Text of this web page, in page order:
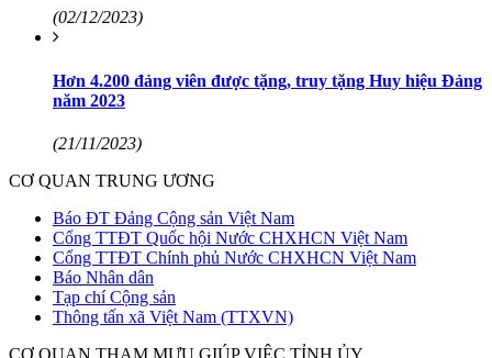
(02/12/2023)
Hơn 4.200 đảng viên được tặng, truy tặng Huy hiệu Đảng
năm 2023
(21/11/2023)
CƠ QUAN TRUNG ƯƠNG
Báo ĐT Đảng Cộng sản Việt Nam
Cổng TTĐT Quốc hội Nước CHXHCN Việt Nam
Cổng TTĐT Chính phủ Nước CHXHCN Việt Nam
Báo Nhân dân
Tạp chí Cộng sản
Thông tấn xã Việt Nam (TTXVN)
CƠ QUAN THAM MƯU GIÚP VIỆC TỈNH ỦY